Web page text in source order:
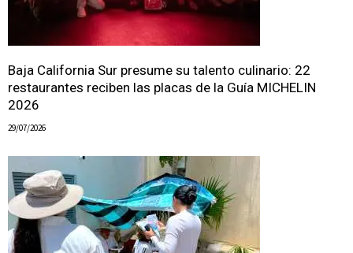
Baja California Sur presume su talento culinario: 22
restaurantes reciben las placas de la Guía MICHELIN
2026
29/07/2026